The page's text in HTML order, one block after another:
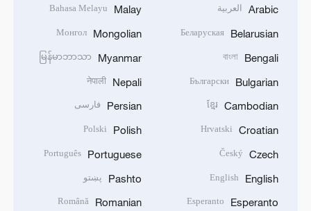
Arabic العربية
Belarusian
Беларуская
Bengali
বাংলা
Bulgarian
Български
Cambodian
ខ្មែរ
Croatian
Hrvatski
Czech
Český
English
English
Esperanto
Esperanto
Malay
Bahasa Melayu
Mongolian
Монгол
Myanmar
မြန်မာဘာသာ
Nepali
नेपाली
Persian فارسی
Polish
Polski
Portuguese
Português
Pashto پښتو
Romanian
Română